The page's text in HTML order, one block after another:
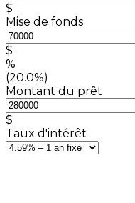
$
Mise de fonds
$
%
(20.0%)
Montant du prêt
$
Taux d'intérêt